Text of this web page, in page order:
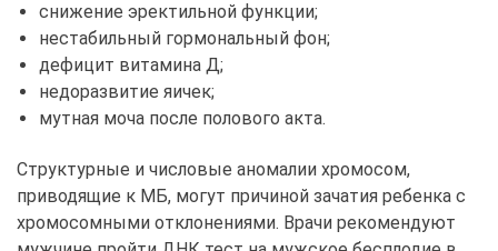
снижение эректильной функции;
нестабильный гормональный фон;
дефицит витамина Д;
недоразвитие яичек;
мутная моча после полового акта.
Структурные и числовые аномалии хромосом,
приводящие к МБ, могут причиной зачатия ребенка с
хромосомными отклонениями. Врачи рекомендуют